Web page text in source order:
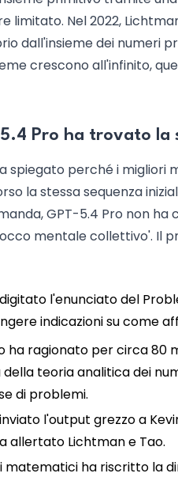
limitato. Nel 2022,
dall'insieme dei numeri
crescono all'infinito,
5.4 Pro ha trovato la
spiegato perché i
la stessa sequenza
GPT-5.4 Pro non
mentale collettivo'. Il
l'enunciato del
indicazioni su come
ha ragionato per circa 80
teoria analitica dei
di problemi.
l'output grezzo a
allertato Lichtman e Tao.
matematici ha riscritto la